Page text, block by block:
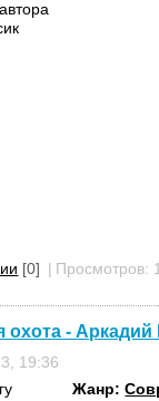
[0] | Просмотров:
охота - Аркадий
19:36
Жанр: